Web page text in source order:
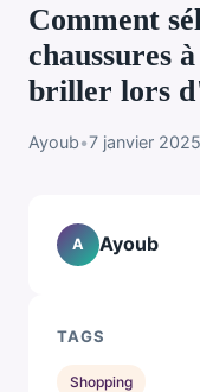
Comment
chaussures
briller lors
Ayoub•7 janvier 2025
A Ayoub
TAGS
Shopping